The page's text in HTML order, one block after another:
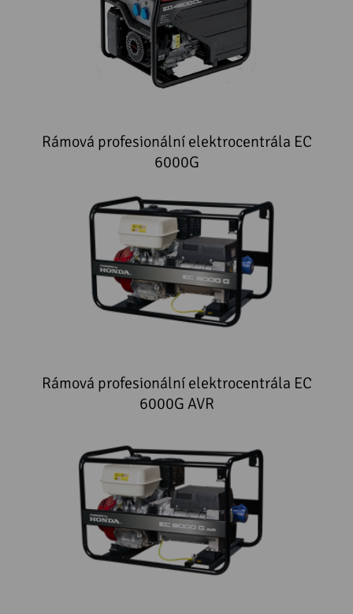
Rámová profesionální elektrocentrála EC
6000G
Rámová profesionální elektrocentrála EC
6000G AVR